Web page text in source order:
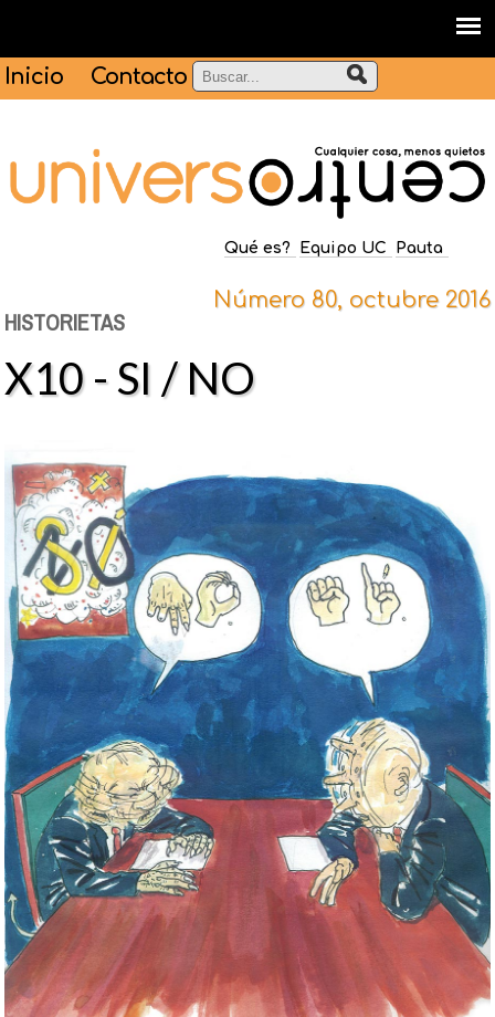
Inicio Contacto
Qué es? Equipo UC Pauta
Número 80, octubre 2016
HISTORIETAS
X10 - SI / NO